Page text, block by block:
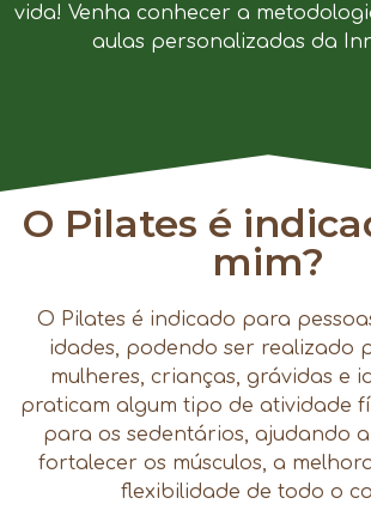
vida! Venha conhecer a
aulas personalizadas da
O Pilates é
mim?
O Pilates é indicado para
idades, podendo ser realizado
mulheres, crianças, grávidas e
praticam algum tipo de atividade
para os sedentários, ajudando
fortalecer os músculos, a
flexibilidade de todo o